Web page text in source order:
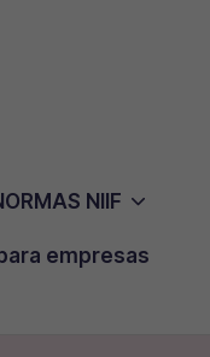
NIIF
para empresas